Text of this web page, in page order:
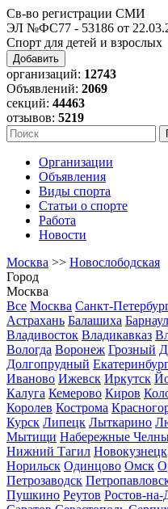
Св-во регистрации СМИ
ЭЛ №ФС77 - 53186 от
Спорт для детей и взрослых
Добавить
организаций: 12743
Объявлений: 2069
секций: 44463
отзывов: 5219
Организации
Объявления
Виды спорта
Статьи о спорте
Работа
Новости
Москва >> Новослободская
Город
Москва
Все Москва Санкт-
Астрахань Балашиха Барнаул
Владивосток Владикавказ
Вологда Воронеж Грозный
Долгопрудный
Иваново Ижевск Иркутск
Калуга Кемерово Киров
Королев Кострома
Курск Липецк Лыткарино
Мытищи Набережные
Нижний Тагил Новокузнецк
Норильск Одинцово Омск
Петрозаводск
Пушкино Реутов Ростов-